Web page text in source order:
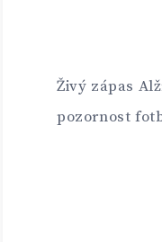
Živý zápas
pozornost